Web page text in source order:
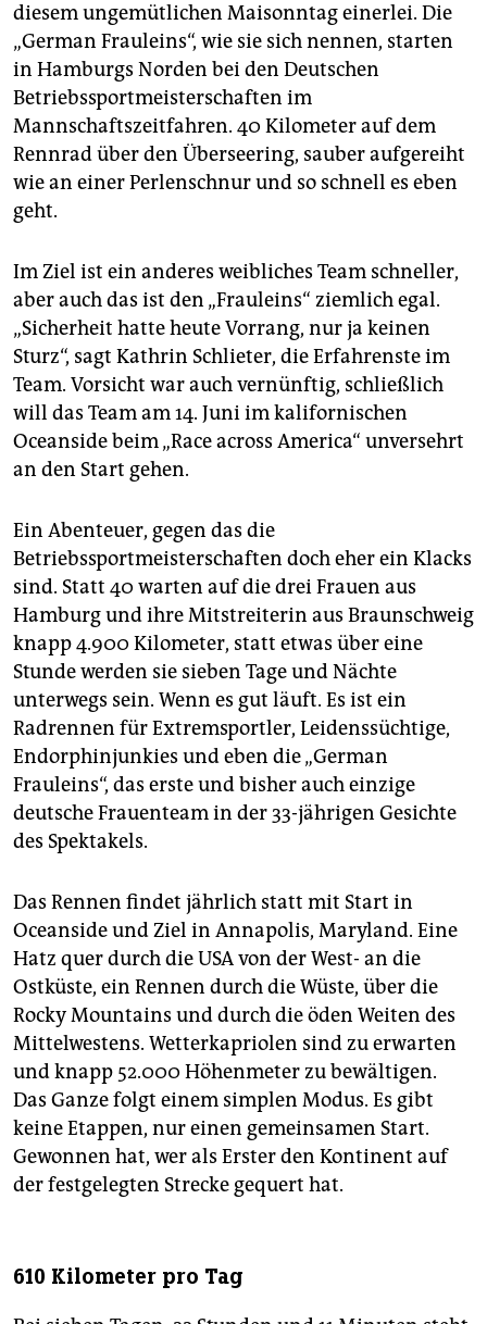
epaper login
diesem ungemütlichen Maisonntag einerlei. Die
„German Frauleins“, wie sie sich nennen, starten
in Hamburgs Norden bei den Deutschen
Betriebssportmeisterschaften im
Mannschaftszeitfahren. 40 Kilometer auf dem
Rennrad über den Überseering, sauber aufgereiht
wie an einer Perlenschnur und so schnell es eben
geht.
Im Ziel ist ein anderes weibliches Team schneller,
aber auch das ist den „Frauleins“ ziemlich egal.
„Sicherheit hatte heute Vorrang, nur ja keinen
Sturz“, sagt Kathrin Schlieter, die Erfahrenste im
Team. Vorsicht war auch vernünftig, schließlich
will das Team am 14. Juni im kalifornischen
Oceanside beim „Race across America“ unversehrt
an den Start gehen.
Ein Abenteuer, gegen das die
Betriebssportmeisterschaften doch eher ein Klacks
sind. Statt 40 warten auf die drei Frauen aus
Hamburg und ihre Mitstreiterin aus Braunschweig
knapp 4.900 Kilometer, statt etwas über eine
Stunde werden sie sieben Tage und Nächte
unterwegs sein. Wenn es gut läuft. Es ist ein
Radrennen für Extremsportler, Leidenssüchtige,
Endorphinjunkies und eben die „German
Frauleins“, das erste und bisher auch einzige
deutsche Frauenteam in der 33-jährigen Gesichte
des Spektakels.
Das Rennen findet jährlich statt mit Start in
Oceanside und Ziel in Annapolis, Maryland. Eine
Hatz quer durch die USA von der West- an die
Ostküste, ein Rennen durch die Wüste, über die
Rocky Mountains und durch die öden Weiten des
Mittelwestens. Wetterkapriolen sind zu erwarten
und knapp 52.000 Höhenmeter zu bewältigen.
Das Ganze folgt einem simplen Modus. Es gibt
keine Etappen, nur einen gemeinsamen Start.
Gewonnen hat, wer als Erster den Kontinent auf
der festgelegten Strecke gequert hat.
610 Kilometer pro Tag